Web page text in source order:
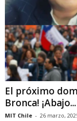
El próximo
Bronca! ¡Abajo...
MIT Chile - 26 marzo,